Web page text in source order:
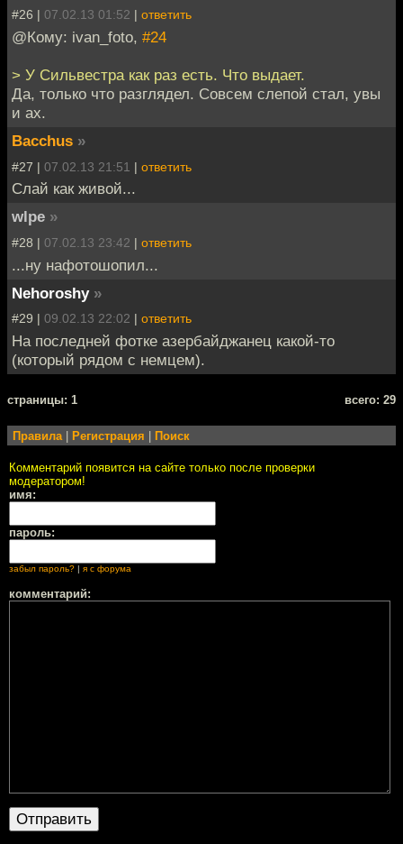
#26 | 07.02.13 01:52 | ответить
@Кому: ivan_foto, #24
> У Сильвестра как раз есть. Что выдает.
Да, только что разглядел. Совсем слепой стал, увы
и ах.
Bacchus »
#27 | 07.02.13 21:51 | ответить
Слай как живой...
wlpe »
#28 | 07.02.13 23:42 | ответить
...ну нафотошопил...
Nehoroshy »
#29 | 09.02.13 22:02 | ответить
На последней фотке азербайджанец какой-то
(который рядом с немцем).
cтраницы: 1 всего: 29
Правила | Регистрация | Поиск
Комментарий появится на сайте только после проверки
модератором!
имя:
пароль:
забыл пароль? | я с форума
комментарий: